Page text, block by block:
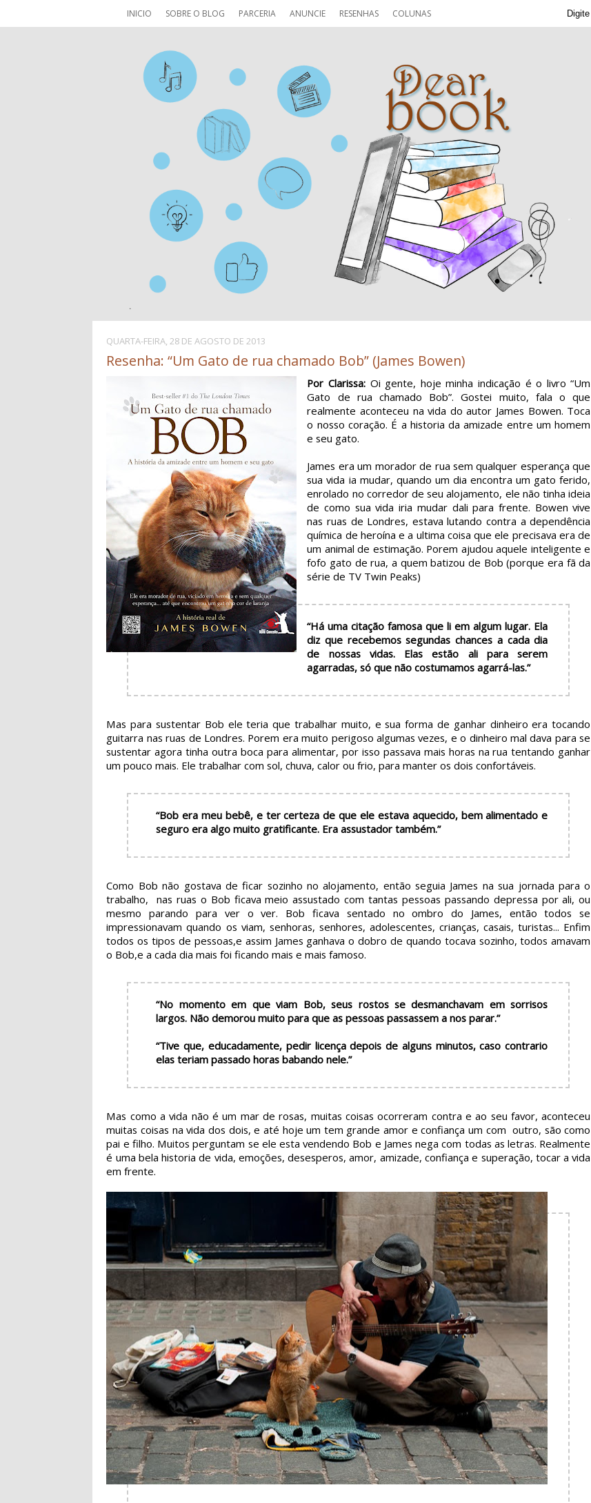
INICIO SOBRE O BLOG PARCERIA ANUNCIE RESENHAS COLUNAS
QUARTA-FEIRA, 28 DE AGOSTO DE 2013
Resenha: “Um Gato de rua chamado Bob” (James Bowen)
Por Clarissa: Oi gente, hoje minha indicação é o livro “Um
Gato de rua chamado Bob”. Gostei muito, fala o que
realmente aconteceu na vida do autor James Bowen. Toca
o nosso coração. É a historia da amizade entre um homem
e seu gato.
James era um morador de rua sem qualquer esperança que
sua vida ia mudar, quando um dia encontra um gato ferido,
enrolado no corredor de seu alojamento, ele não tinha ideia
de como sua vida iria mudar dali para frente. Bowen vive
nas ruas de Londres, estava lutando contra a dependência
química de heroína e a ultima coisa que ele precisava era de
um animal de estimação. Porem ajudou aquele inteligente e
fofo gato de rua, a quem batizou de Bob (porque era fã da
série de TV Twin Peaks)
“Há uma citação famosa que li em algum lugar. Ela
diz que recebemos segundas chances a cada dia
de nossas vidas. Elas estão ali para serem
agarradas, só que não costumamos agarrá-las.”
Mas para sustentar Bob ele teria que trabalhar muito, e sua forma de ganhar dinheiro era tocando
guitarra nas ruas de Londres. Porem era muito perigoso algumas vezes, e o dinheiro mal dava para se
sustentar agora tinha outra boca para alimentar, por isso passava mais horas na rua tentando ganhar
um pouco mais. Ele trabalhar com sol, chuva, calor ou frio, para manter os dois confortáveis.
“Bob era meu bebê, e ter certeza de que ele estava aquecido, bem alimentado e
seguro era algo muito gratificante. Era assustador também.”
Como Bob não gostava de ficar sozinho no alojamento, então seguia James na sua jornada para o
trabalho, nas ruas o Bob ficava meio assustado com tantas pessoas passando depressa por ali, ou
mesmo parando para ver o ver. Bob ficava sentado no ombro do James, então todos se
impressionavam quando os viam, senhoras, senhores, adolescentes, crianças, casais, turistas... Enfim
todos os tipos de pessoas,e assim James ganhava o dobro de quando tocava sozinho, todos amavam
o Bob,e a cada dia mais foi ficando mais e mais famoso.
“No momento em que viam Bob, seus rostos se desmanchavam em sorrisos
largos. Não demorou muito para que as pessoas passassem a nos parar.”
“Tive que, educadamente, pedir licença depois de alguns minutos, caso contrario
elas teriam passado horas babando nele.”
Mas como a vida não é um mar de rosas, muitas coisas ocorreram contra e ao seu favor, aconteceu
muitas coisas na vida dos dois, e até hoje um tem grande amor e confiança um com outro, são como
pai e filho. Muitos perguntam se ele esta vendendo Bob e James nega com todas as letras. Realmente
é uma bela historia de vida, emoções, desesperos, amor, amizade, confiança e superação, tocar a vida
em frente.